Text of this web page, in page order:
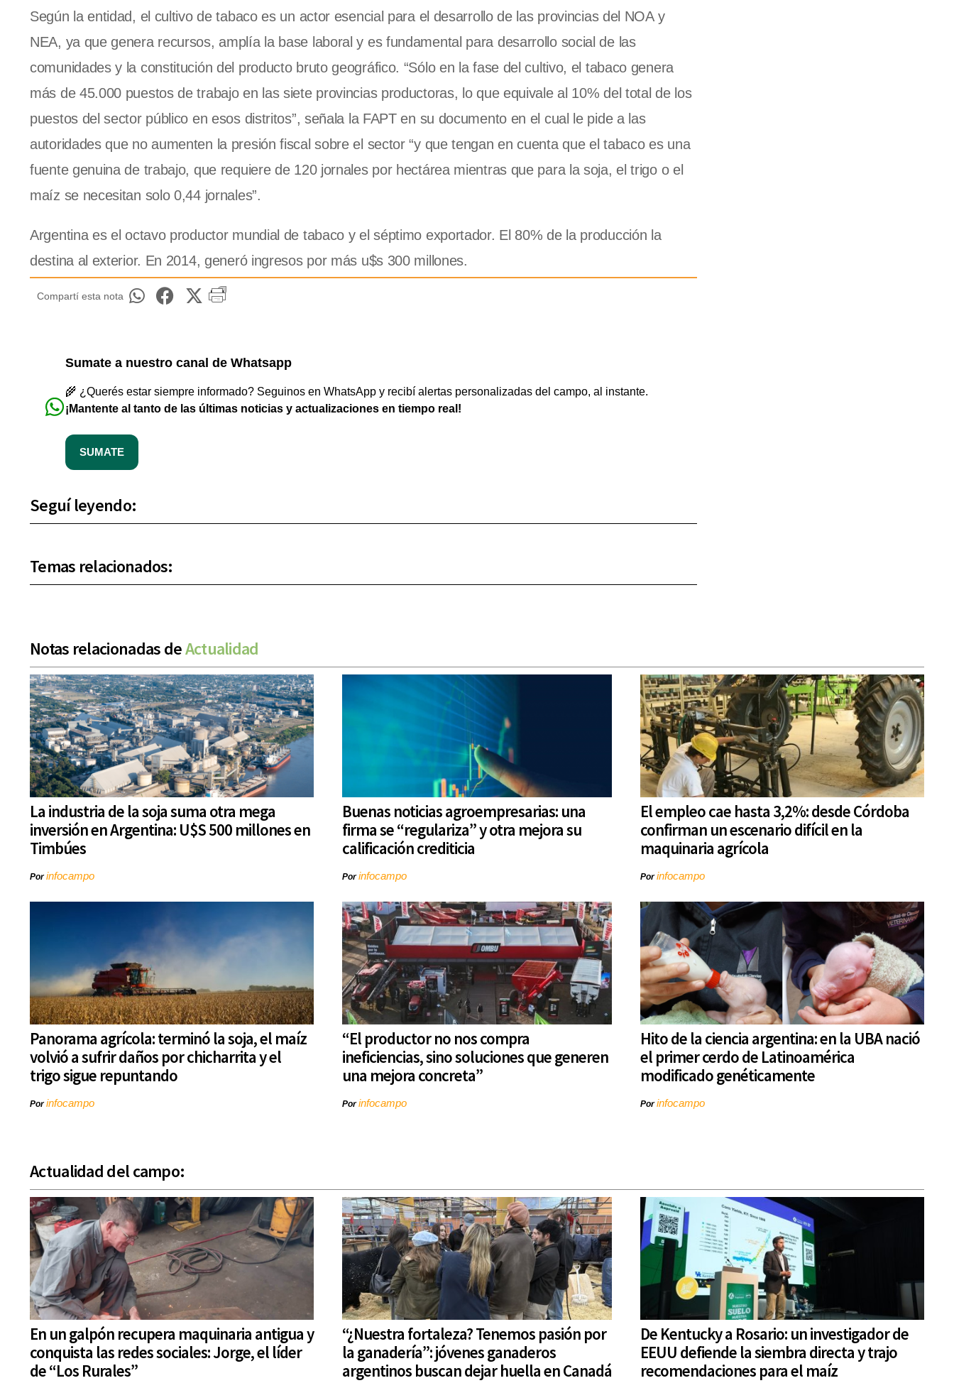
Según la entidad, el cultivo de tabaco es un actor esencial para el desarrollo de las provincias del NOA y
NEA, ya que genera recursos, amplía la base laboral y es fundamental para desarrollo social de las
comunidades y la constitución del producto bruto geográfico. “Sólo en la fase del cultivo, el tabaco genera
más de 45.000 puestos de trabajo en las siete provincias productoras, lo que equivale al 10% del total de los
puestos del sector público en esos distritos”, señala la FAPT en su documento en el cual le pide a las
autoridades que no aumenten la presión fiscal sobre el sector “y que tengan en cuenta que el tabaco es una
fuente genuina de trabajo, que requiere de 120 jornales por hectárea mientras que para la soja, el trigo o el
maíz se necesitan solo 0,44 jornales”.
Argentina es el octavo productor mundial de tabaco y el séptimo exportador. El 80% de la producción la
destina al exterior. En 2014, generó ingresos por más u$s 300 millones.
Compartí esta nota
Sumate a nuestro canal de Whatsapp
🌾 ¿Querés estar siempre informado? Seguinos en WhatsApp y recibí alertas personalizadas del campo, al instante.
¡Mantente al tanto de las últimas noticias y actualizaciones en tiempo real!
SUMATE
Seguí leyendo:
Temas relacionados:
Notas relacionadas deActualidad
La industria de la soja suma otra mega
inversión en Argentina: U$S 500 millones en
Timbúes
Porinfocampo
Buenas noticias agroempresarias: una
firma se “regulariza” y otra mejora su
calificación crediticia
Porinfocampo
El empleo cae hasta 3,2%: desde Córdoba
confirman un escenario difícil en la
maquinaria agrícola
Porinfocampo
Panorama agrícola: terminó la soja, el maíz
volvió a sufrir daños por chicharrita y el
trigo sigue repuntando
Porinfocampo
“El productor no nos compra
ineficiencias, sino soluciones que generen
una mejora concreta”
Porinfocampo
Hito de la ciencia argentina: en la UBA nació
el primer cerdo de Latinoamérica
modificado genéticamente
Porinfocampo
Actualidad del campo:
En un galpón recupera maquinaria antigua y
conquista las redes sociales: Jorge, el líder
de “Los Rurales”
“¿Nuestra fortaleza? Tenemos pasión por
la ganadería”: jóvenes ganaderos
argentinos buscan dejar huella en Canadá
De Kentucky a Rosario: un investigador de
EEUU defiende la siembra directa y trajo
recomendaciones para el maíz